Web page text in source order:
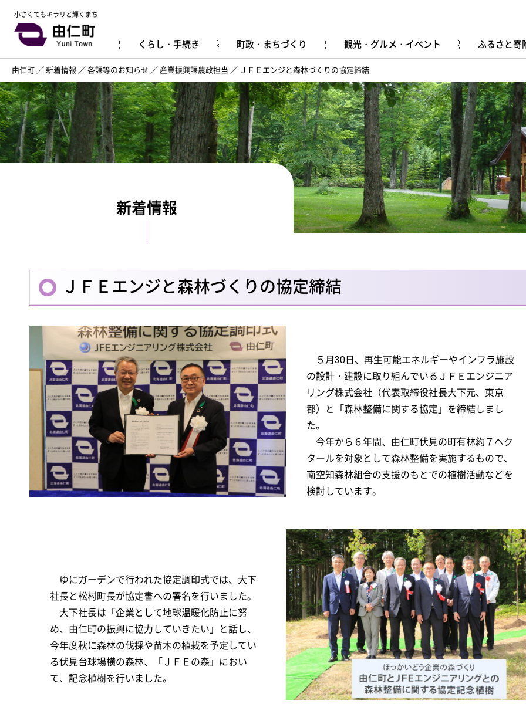
小さくてもキラリと輝くまち
くらし・手続き 町政・まちづくり 観光・グルメ・イベント ふるさと寄
由仁町 ／ 新着情報 ／ 各課等のお知らせ ／ 産業振興課農政担当 ／ ＪＦＥエンジと森林づくりの協定締結
新着情報
ＪＦＥエンジと森林づくりの協定締結
５月30日、再生可能エネルギーやインフラ施設
の設計・建設に取り組んでいるＪＦＥエンジニア
リング株式会社（代表取締役社長大下元、東京
都）と「森林整備に関する協定」を締結しまし
た。
今年から６年間、由仁町伏見の町有林約７ヘク
タールを対象として森林整備を実施するもので、
南空知森林組合の支援のもとでの植樹活動などを
検討しています。
ゆにガーデンで行われた協定調印式では、大下
社長と松村町長が協定書への署名を行いました。
大下社長は「企業として地球温暖化防止に努
め、由仁町の振興に協力していきたい」と話し、
今年度秋に森林の伐採や苗木の植栽を予定してい
る伏見台球場横の森林、「ＪＦＥの森」におい
て、記念植樹を行いました。